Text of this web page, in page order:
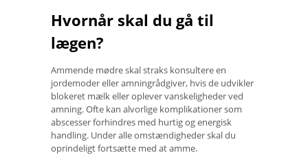
Hvornår skal du gå til
lægen?
Ammende mødre skal straks konsultere en
jordemoder eller amningrådgiver, hvis de udvikler
blokeret mælk eller oplever vanskeligheder ved
amning. Ofte kan alvorlige komplikationer som
abscesser forhindres med hurtig og energisk
handling. Under alle omstændigheder skal du
oprindeligt fortsætte med at amme.